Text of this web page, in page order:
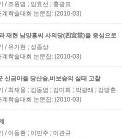
/ 조원범 ; 임효선 ; 홍광표
학술대회 논문집: (2010-03)
재현 남양홍씨 사의당(四宜堂)을 중심으로
/ 유가현 ; 성종상
학술대회 논문집: (2010-03)
신금마을 당산숲,비보숲의 실태 고찰
/ 최재웅 ; 김동엽 ; 김미희 ; 박광래 ; 강방훈
학술대회 논문집: (2010-03)
/ 이동환 ; 이민주 ; 이관규